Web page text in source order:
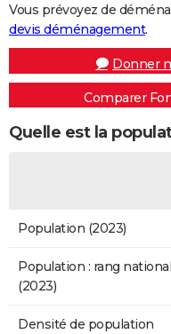
Vous prévoyez de
devis déménagement.
Donner
Comparer
Quelle est la
Population (2023)
Population : rang national
(2023)
Densité de population